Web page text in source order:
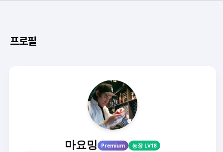
프로필
마요밍 Premium 농장 LV18